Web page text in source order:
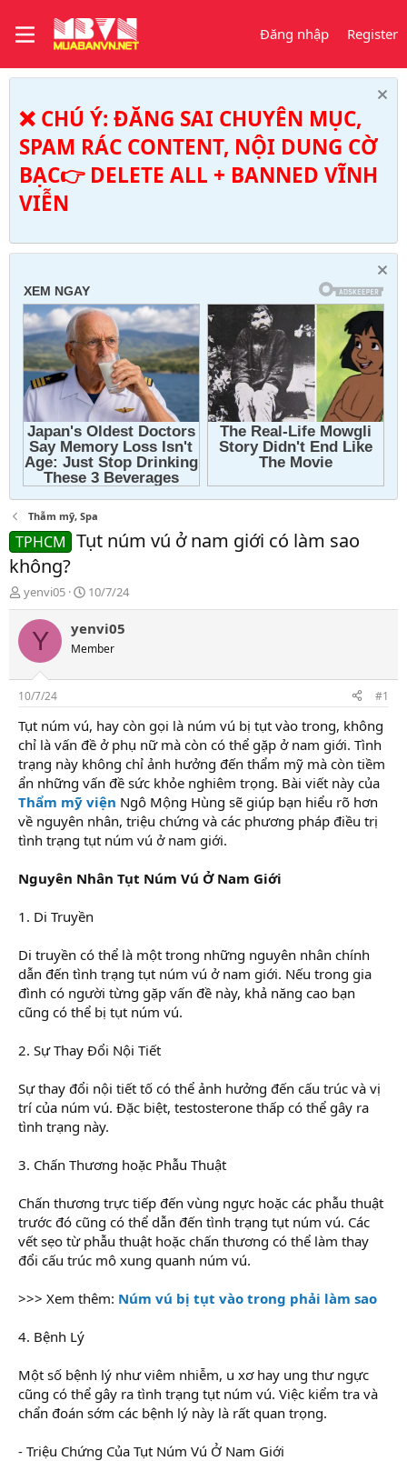
Đăng nhập Register
❌ CHÚ Ý: ĐĂNG SAI CHUYÊN MỤC,
SPAM RÁC CONTENT, NỘI DUNG CỜ
BẠC👉 DELETE ALL + BANNED VĨNH
VIỄN
Thẫm mỹ, Spa
TPHCM Tụt núm vú ở nam giới có làm sao
không?
T
h
r
a
s
t
a
r
t
e
r
yenvi05
N
g
à
g
10/7/24
Y yenvi05
Member
10/7/24 #1
Tụt núm vú, hay còn gọi là núm vú bị tụt vào trong, không
chỉ là vấn đề ở phụ nữ mà còn có thể gặp ở nam giới. Tình
trạng này không chỉ ảnh hưởng đến thẩm mỹ mà còn tiềm
ẩn những vấn đề sức khỏe nghiêm trọng. Bài viết này của
Thẩm mỹ viện Ngô Mộng Hùng sẽ giúp bạn hiểu rõ hơn
về nguyên nhân, triệu chứng và các phương pháp điều trị
tình trạng tụt núm vú ở nam giới.
Nguyên Nhân Tụt Núm Vú Ở Nam Giới
1. Di Truyền
Di truyền có thể là một trong những nguyên nhân chính
dẫn đến tình trạng tụt núm vú ở nam giới. Nếu trong gia
đình có người từng gặp vấn đề này, khả năng cao bạn
cũng có thể bị tụt núm vú.
2. Sự Thay Đổi Nội Tiết
Sự thay đổi nội tiết tố có thể ảnh hưởng đến cấu trúc và vị
trí của núm vú. Đặc biệt, testosterone thấp có thể gây ra
tình trạng này.
3. Chấn Thương hoặc Phẫu Thuật
Chấn thương trực tiếp đến vùng ngực hoặc các phẫu thuật
trước đó cũng có thể dẫn đến tình trạng tụt núm vú. Các
vết sẹo từ phẫu thuật hoặc chấn thương có thể làm thay
đổi cấu trúc mô xung quanh núm vú.
>>> Xem thêm: Núm vú bị tụt vào trong phải làm sao
4. Bệnh Lý
Một số bệnh lý như viêm nhiễm, u xơ hay ung thư ngực
cũng có thể gây ra tình trạng tụt núm vú. Việc kiểm tra và
chẩn đoán sớm các bệnh lý này là rất quan trọng.
- Triệu Chứng Của Tụt Núm Vú Ở Nam Giới